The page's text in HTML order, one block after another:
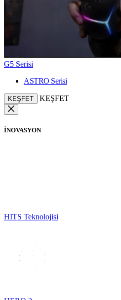
G5 Serisi
ASTRO Serisi
KEŞFET KEŞFET
İNOVASYON
HITS Teknolojisi